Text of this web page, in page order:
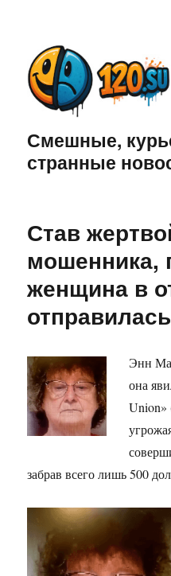
Смешные,
странные
Став
мошенника,
женщина в
Энн
она
забрав всего лишь 500